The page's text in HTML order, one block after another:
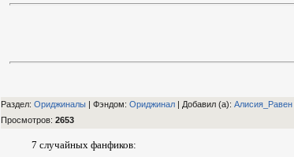
Раздел: Ориджиналы | Фэндом: Ориджинал | Добавил (а): Алиcия_Равен
Просмотров: 2653
7 случайных фанфиков: